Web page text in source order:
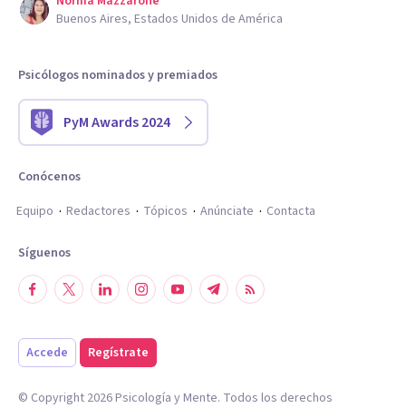
Buenos Aires, Estados Unidos de América
Psicólogos nominados y premiados
PyM Awards 2024
Conócenos
Equipo
Redactores Tópicos Anúnciate Contacta
Síguenos
Accede Regístrate
© Copyright 2026Psicología y Mente. Todos los derechos